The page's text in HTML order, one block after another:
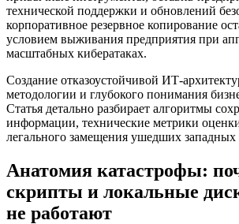
технической поддержки и обновлений
корпоративное резервное копирование
условием выживания предприятия при
масштабных кибератаках.
Создание отказоустойчивой ИТ-
методологии и глубокого понимания
Статья детально разбирает алгоритмы
информации, технические метрики
легального замещения ушедших западных
Анатомия катастрофы:
скрипты и локальные
не работают